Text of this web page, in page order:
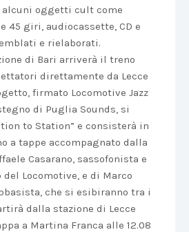
alcuni oggetti cult come
45 giri, audiocassette, CD e
e rielaborati.
di Bari arriverà il treno
direttamente da Lecce
firmato Locomotive Jazz
di Puglia Sounds, si
to Station” e consisterà in
a tappe accompagnato dalla
Casarano, sassofonista e
Locomotive, e di Marco
che si esibiranno tra i
dalla stazione di Lecce
a Martina Franca alle 12.08